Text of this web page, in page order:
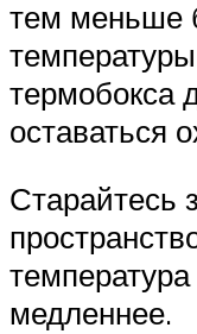
тем меньше
термобокса
оставаться
Старайтесь
медленнее.